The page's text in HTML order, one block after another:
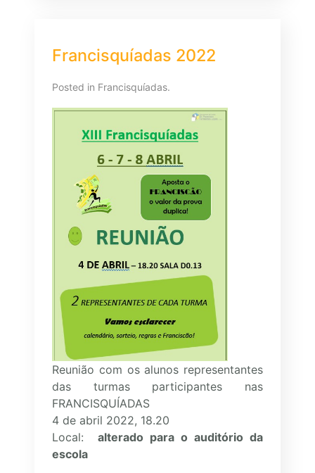
Francisquíadas 2022
Posted in Francisquíadas.
Reunião com os alunos representantes
das turmas participantes nas
FRANCISQUÍADAS
4 de abril 2022, 18.20
Local: alterado para o auditório da
escola